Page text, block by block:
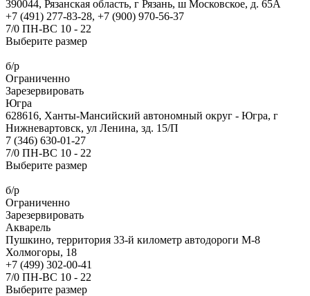
390044, Рязанская область, г Рязань, ш Московское, д. 65А
+7 (491) 277-83-28, +7 (900) 970-56-37
7/0 ПН-ВС 10 - 22
Выберите размер
б/р
Ограниченно
Зарезервировать
Югра
628616, Ханты-Мансийский автономный округ - Югра, г
Нижневартовск, ул Ленина, зд. 15/П
7 (346) 630-01-27
7/0 ПН-ВС 10 - 22
Выберите размер
б/р
Ограниченно
Зарезервировать
Акварель
Пушкино, территория 33-й километр автодороги М-8
Холмогоры, 18
+7 (499) 302-00-41
7/0 ПН-ВС 10 - 22
Выберите размер